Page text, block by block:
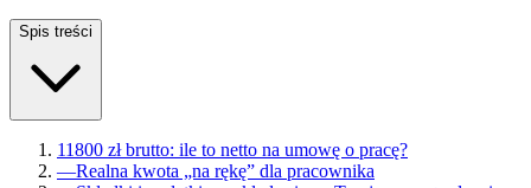
Spis treści
11800 zł brutto: ile to netto na umowę o pracę?
—Realna kwota „na rękę” dla pracownika